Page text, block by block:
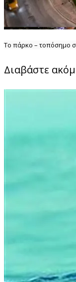
Το πάρκο – τοπόσημο
Διαβάστε